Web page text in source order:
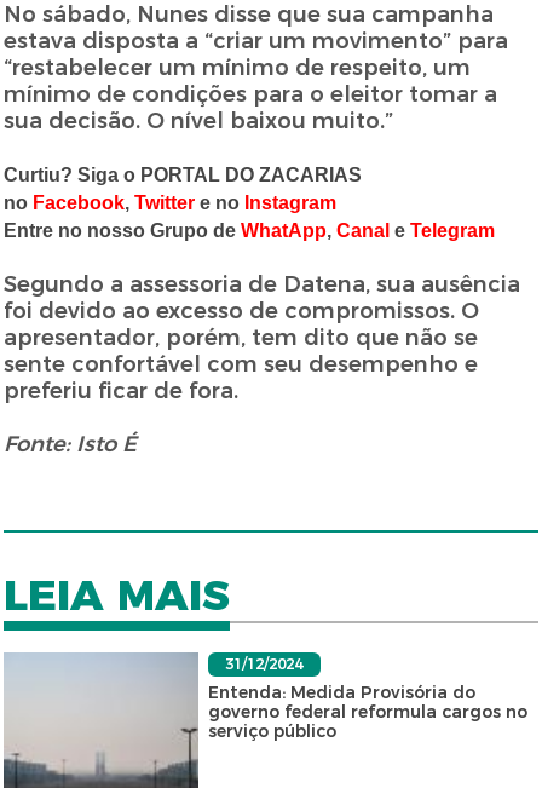
No sábado, Nunes disse que sua campanha
estava disposta a “criar um movimento” para
“restabelecer um mínimo de respeito, um
mínimo de condições para o eleitor tomar a
sua decisão. O nível baixou muito.”
Curtiu? Siga o PORTAL DO ZACARIAS
no Facebook,Twitter e no Instagram
Entre no nosso Grupo deWhatApp,Canal eTelegram
Segundo a assessoria de Datena, sua ausência
foi devido ao excesso de compromissos. O
apresentador, porém, tem dito que não se
sente confortável com seu desempenho e
preferiu ficar de fora.
Fonte: Isto É
LEIA MAIS
31/12/2024
Entenda: Medida Provisória do
governo federal reformula cargos no
serviço público